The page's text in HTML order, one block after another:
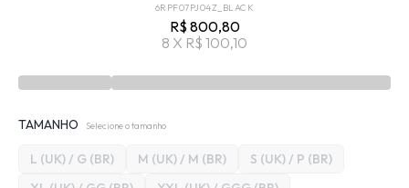
6RPF07PJ04Z_BLACK
R$ 800,80
8 X R$ 100,10
TAMANHO Selecione o tamanho
L (UK) / G (BR) M (UK) / M (BR)
S (UK) / P (BR)